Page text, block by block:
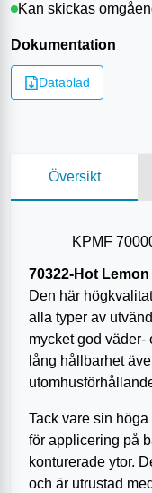
Kan skickas
Dokumentation
Datablad
Översikt
KPMF
70322-Hot Lemon
Den här
alla typer av
mycket god väder-
lång hållbarhet
Tack vare sin
för applicering på
konturerade ytor.
och är utrustad